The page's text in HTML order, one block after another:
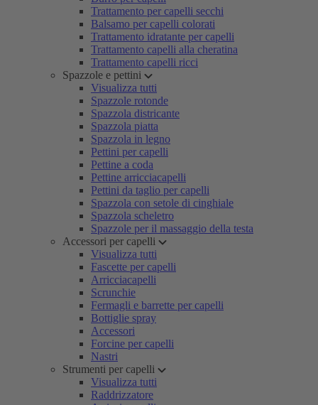
Trattamento per capelli secchi
Balsamo per capelli colorati
Trattamento idratante per capelli
Trattamento capelli alla cheratina
Trattamento capelli ricci
Spazzole e pettini
Visualizza tutti
Spazzole rotonde
Spazzola districante
Spazzola piatta
Spazzola in legno
Pettini per capelli
Pettine a coda
Pettine arricciacapelli
Pettini da taglio per capelli
Spazzola con setole di cinghiale
Spazzola scheletro
Spazzole per il massaggio della testa
Accessori per capelli
Visualizza tutti
Fascette per capelli
Arricciacapelli
Scrunchie
Fermagli e barrette per capelli
Bottiglie spray
Accessori
Forcine per capelli
Nastri
Strumenti per capelli
Visualizza tutti
Raddrizzatore